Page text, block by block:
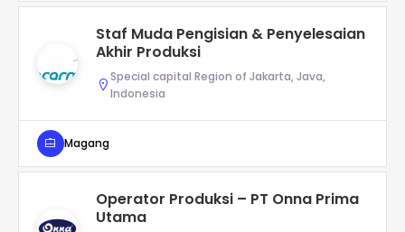
Staf Muda Pengisian & Penyelesaian
Akhir Produksi
Special capital Region of Jakarta, Java,
Indonesia
Magang
Operator Produksi – PT Onna Prima
Utama